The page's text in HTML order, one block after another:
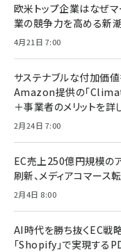
欧米トップ企業はなぜ
業の競争力を高める新
4月21日 7:00
サステナブルな付加価値
Amazon提供の「
＋事業者のメリットを詳
2月24日 7:00
EC売上250億円規模の
刷新、メディアコマース
2月4日 8:00
AI時代を勝ち抜くEC戦
「Shopify」で実現する